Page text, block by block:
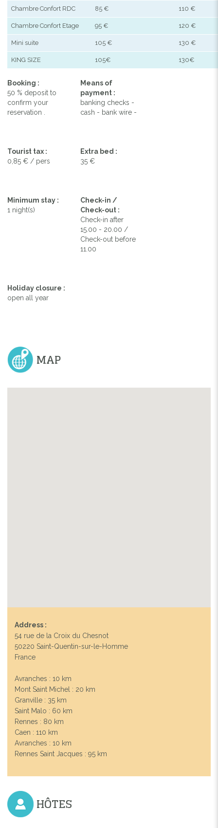
Chambre Confort RDC 85 € 110 €
Chambre Confort Etage 95 € 120 €
Mini suite 105 € 130 €
KING SIZE 105€ 130€
Booking :
50 % deposit to
confirm your
reservation .
Means of
payment :
banking checks -
cash - bank wire -
Tourist tax :
0,85 € / pers
Extra bed :
35 €
Minimum stay :
1 night(s)
Check-in /
Check-out :
Check-in after
15.00 - 20.00 /
Check-out before
11.00
Holiday closure :
open all year
MAP
Address :
54 rue de la Croix du Chesnot
50220 Saint-Quentin-sur-le-Homme
France
Avranches : 10 km
Mont Saint Michel : 20 km
Granville : 35 km
Saint Malo : 60 km
Rennes : 80 km
Caen : 110 km
Avranches : 10 km
Rennes Saint Jacques : 95 km
HÔTES